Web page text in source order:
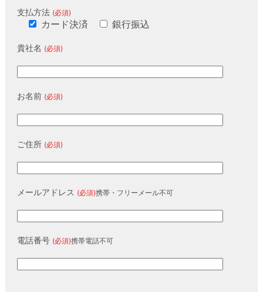
支払方法 (必須)
カード決済 銀行振込
貴社名 (必須)
お名前 (必須)
ご住所 (必須)
メールアドレス (必須)携帯・フリーメール不可
電話番号 (必須)携帯電話不可